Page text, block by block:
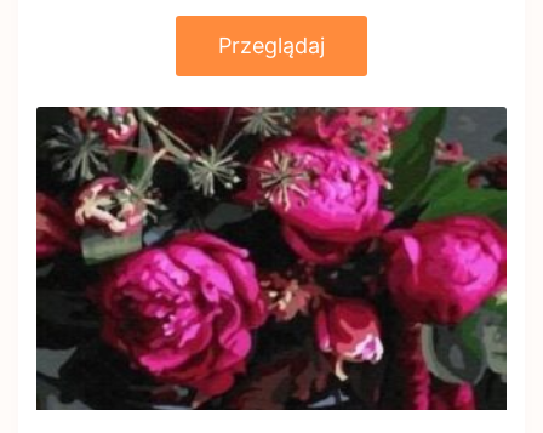
Przeglądaj